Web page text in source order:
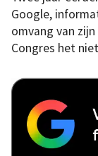
Google,
omvang van
Congres het